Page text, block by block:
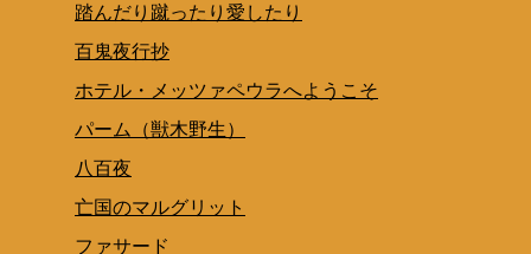
踏んだり蹴ったり愛したり
百鬼夜行抄
ホテル・メッツァペウラへようこそ
パーム（獣木野生）
八百夜
亡国のマルグリット
ファサード